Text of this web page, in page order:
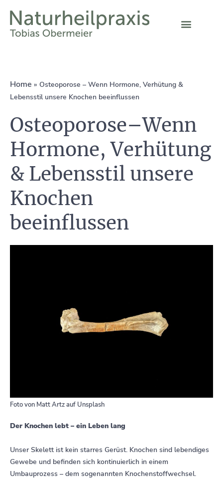
Home » Osteoporose – Wenn Hormone, Verhütung &
Lebensstil unsere Knochen beeinflussen
Osteoporose–Wenn
Hormone, Verhütung
& Lebensstil unsere
Knochen
beeinflussen
Foto von Matt Artzauf Unsplash
Der Knochen lebt – ein Leben lang
Unser Skelett ist kein starres Gerüst. Knochen sind lebendiges
Gewebe und befinden sich kontinuierlich in einem
Umbauprozess – dem sogenannten Knochenstoffwechsel.